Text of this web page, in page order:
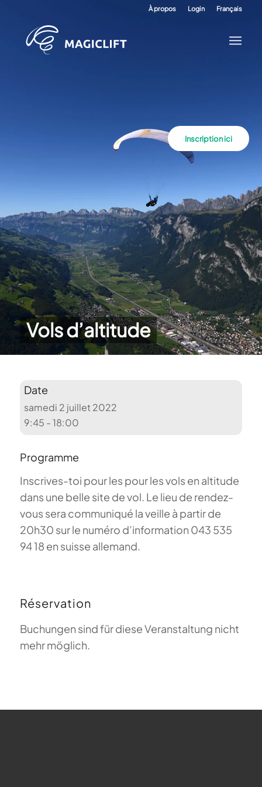
À propos Login Français
Vols d’altitude
Inscription ici
Date
samedi 2 juillet 2022
9:45 - 18:00
Programme
Inscrives-toi pour les pour les vols en altitude
dans une belle site de vol. Le lieu de rendez-
vous sera communiqué la veille à partir de
20h30 sur le numéro d’information 043 535
94 18 en suisse allemand.
Réservation
Buchungen sind für diese Veranstaltung nicht
mehr möglich.